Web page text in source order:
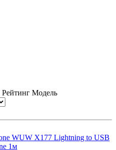
Рейтинг Модель